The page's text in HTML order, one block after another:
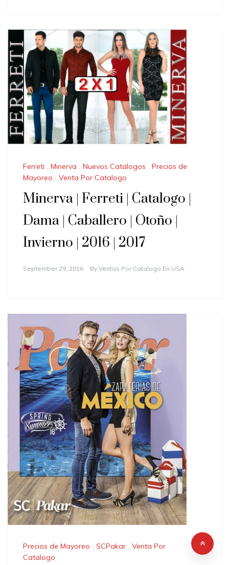
Ferreti , Minerva , Nuevos Catalogos , Precios de
Mayoreo , Venta Por Catalogo
Minerva | Ferreti | Catalogo |
Dama | Caballero | Otoño |
Invierno | 2016 | 2017
September 29, 2016 By Ventas Por Catalogo En USA
Precios de Mayoreo , SCPakar , Venta Por
Catalogo